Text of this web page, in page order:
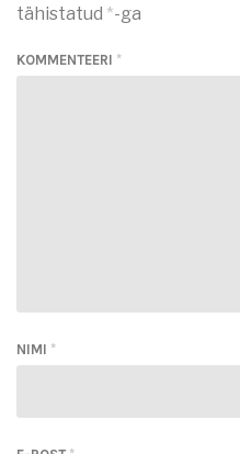
tähistatud *-ga
KOMMENTEERI *
NIMI *